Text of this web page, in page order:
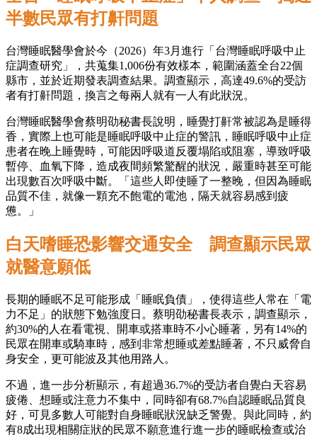
半數民眾有打鼾問題
台灣睡眠醫學會於今（2026）年3月進行「台灣睡眠呼吸中止
症調查研究」，共蒐集1,006份有效樣本，範圍涵蓋全台22個
縣市，並於近期發表調查結果。調查顯示，高達49.6%的受訪
者有打鼾問題，換言之每兩人就有一人有此狀況。
台灣睡眠醫學會蔡明劭秘書長說明，睡覺打鼾常被認為是睡得
香，實際上也可能是睡眠呼吸中止症的警訊，睡眠呼吸中止症
患者在晚上睡覺時，可能因呼吸道反覆塌陷或阻塞，導致呼吸
暫停、血氧下降，造成夜間頻繁驚醒的狀況，嚴重時甚至可能
出現數百次呼吸中斷。「這些人即使睡了一整晚，但因為睡眠
品質不佳，就像一顆充不飽電的電池，隔天就容易感到疲
憊。」
白天嗜睡恐影響交通安全 調查顯示民眾
就醫意願低
長期的睡眠不足可能形成「睡眠負債」，使得這些人常在「電
力不足」的狀態下勉強度日。蔡明劭秘書長表示，調查顯示，
約30%的人在看電視、開車或搭車時不小心睡著，另有14%的
民眾在開車或騎車時，感到非常想睡或差點睡著，不只威脅自
身安全，更可能波及其他用路人。
不過，進一步分析顯示，有超過36.7%的受訪者自覺白天容易
疲倦、想睡或注意力不集中，同時卻有68.7%自認睡眠品質良
好，可見多數人可能對自身睡眠狀況缺乏警覺。與此同時，約
有8成出現相關症狀的民眾不願意進行進一步的睡眠檢查或治